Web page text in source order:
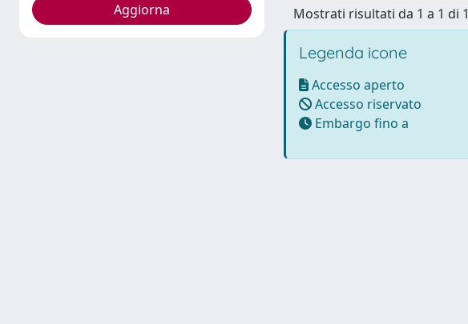
Mostrati risultati da 1 a 1 di 1
Legenda icone
Accesso aperto
Accesso riservato
Embargo fino a